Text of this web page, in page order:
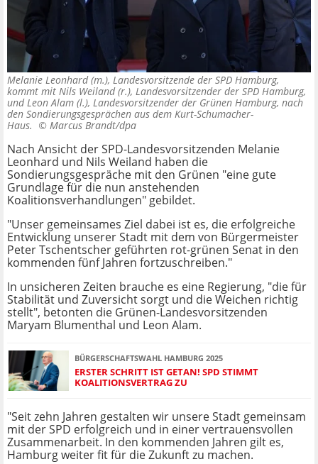
Melanie Leonhard (m.), Landesvorsitzende der SPD Hamburg,
kommt mit Nils Weiland (r.), Landesvorsitzender der SPD Hamburg,
und Leon Alam (l.), Landesvorsitzender der Grünen Hamburg, nach
den Sondierungsgesprächen aus dem Kurt-Schumacher-
Haus. © Marcus Brandt/dpa
Nach Ansicht der SPD-Landesvorsitzenden Melanie
Leonhard und Nils Weiland haben die
Sondierungsgespräche mit den Grünen "eine gute
Grundlage für die nun anstehenden
Koalitionsverhandlungen" gebildet.
"Unser gemeinsames Ziel dabei ist es, die erfolgreiche
Entwicklung unserer Stadt mit dem von Bürgermeister
Peter Tschentscher geführten rot-grünen Senat in den
kommenden fünf Jahren fortzuschreiben."
In unsicheren Zeiten brauche es eine Regierung, "die für
Stabilität und Zuversicht sorgt und die Weichen richtig
stellt", betonten die Grünen-Landesvorsitzenden
Maryam Blumenthal und Leon Alam.
BÜRGERSCHAFTSWAHL HAMBURG 2025
ERSTER SCHRITT IST GETAN! SPD STIMMT
KOALITIONSVERTRAG ZU
"Seit zehn Jahren gestalten wir unsere Stadt gemeinsam
mit der SPD erfolgreich und in einer vertrauensvollen
Zusammenarbeit. In den kommenden Jahren gilt es,
Hamburg weiter fit für die Zukunft zu machen.